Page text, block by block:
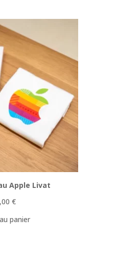
Apple Livat
€
panier